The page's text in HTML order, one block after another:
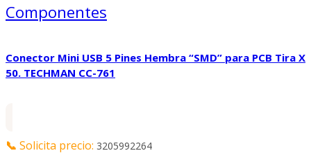
Componentes
Conector Mini USB 5 Pines Hembra “SMD” para PCB Tira X
50. TECHMAN CC-761
📞 Solicita precio: 3205992264